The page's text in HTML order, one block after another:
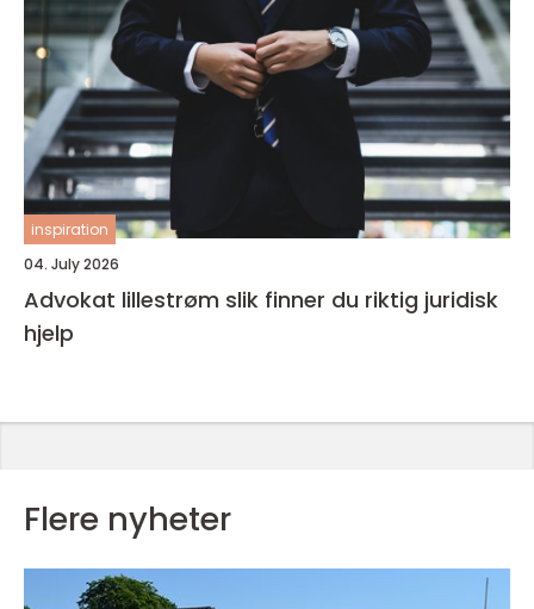
inspiration
04. July 2026
Advokat lillestrøm slik finner du riktig juridisk
hjelp
Flere nyheter